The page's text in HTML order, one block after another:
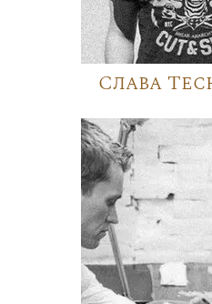
Слава